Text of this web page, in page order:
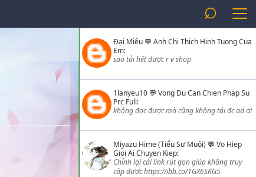
⌕
Đại Miêu 💬 Anh Chi Thich Hinh Tuong Cua
Em:
sao tải hết được r v shop
1lanyeu10 💬 Vong Du Can Chien Phap Su
Prc Full:
không đọc được mà cũng không tải đc ad ơi
Miyazu Hime (Tiểu Sư Muội) 💬 Vo Hiep
Gioi Ai Chuyen Kiep:
Chỉnh lại cái link rút gọn giúp không truy
cập được https://ibb.co/1GX6SKG5